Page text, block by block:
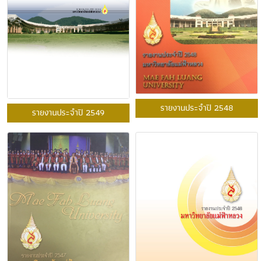
รายงานประจำปี 2549 รายงานประจำปี 2548